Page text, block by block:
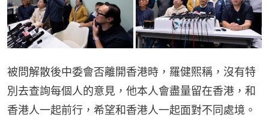
被問解散後中委會否離開香港時，羅健熙稱，沒有特
別去查詢每個人的意見，他本人會盡量留在香港，和
香港人一起前行，希望和香港人一起面對不同處境。